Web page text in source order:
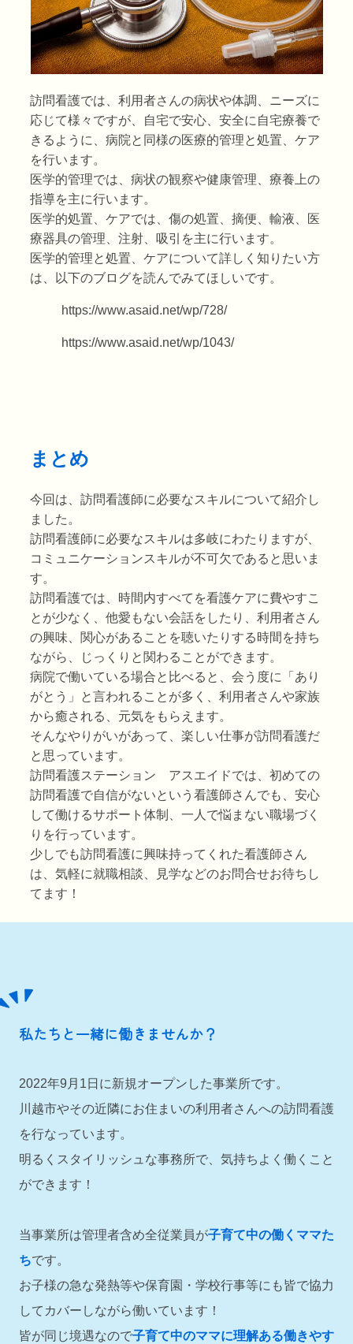
訪問看護では、利用者さんの病状や体調、ニーズに
応じて様々ですが、自宅で安心、安全に自宅療養で
きるように、病院と同様の医療的管理と処置、ケア
を行います。
医学的管理では、病状の観察や健康管理、療養上の
指導を主に行います。
医学的処置、ケアでは、傷の処置、摘便、輸液、医
療器具の管理、注射、吸引を主に行います。
医学的管理と処置、ケアについて詳しく知りたい方
は、以下のブログを読んでみてほしいです。
https://www.asaid.net/wp/728/
https://www.asaid.net/wp/1043/
まとめ
今回は、訪問看護師に必要なスキルについて紹介し
ました。
訪問看護師に必要なスキルは多岐にわたりますが、
コミュニケーションスキルが不可欠であると思いま
す。
訪問看護では、時間内すべてを看護ケアに費やすこ
とが少なく、他愛もない会話をしたり、利用者さん
の興味、関心があることを聴いたりする時間を持ち
ながら、じっくりと関わることができます。
病院で働いている場合と比べると、会う度に「あり
がとう」と言われることが多く、利用者さんや家族
から癒される、元気をもらえます。
そんなやりがいがあって、楽しい仕事が訪問看護だ
と思っています。
訪問看護ステーション アスエイドでは、初めての
訪問看護で自信がないという看護師さんでも、安心
して働けるサポート体制、一人で悩まない職場づく
りを行っています。
少しでも訪問看護に興味持ってくれた看護師さん
は、気軽に就職相談、見学などのお問合せお待ちし
てます！
私たちと一緒に働きませんか？
2022年9月1日に新規オープンした事業所です。
川越市やその近隣にお住まいの利用者さんへの訪問看護
を行なっています。
明るくスタイリッシュな事務所で、気持ちよく働くこと
ができます！
当事業所は管理者含め全従業員が子育て中の働くママた
ちです。
お子様の急な発熱等や保育園・学校行事等にも皆で協力
してカバーしながら働いています！
皆が同じ境遇なので子育て中のママに理解ある働きやす